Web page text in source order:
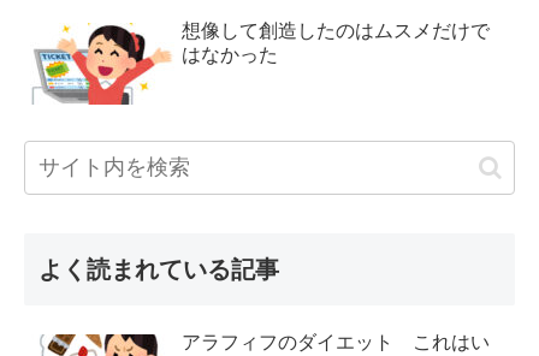
想像して創造したのはムスメだけで
はなかった
よく読まれている記事
アラフィフのダイエット これはい